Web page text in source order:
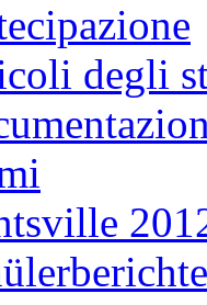
degli